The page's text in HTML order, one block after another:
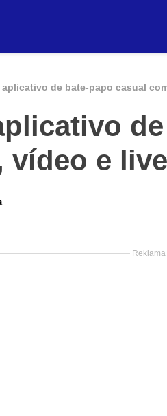
aplicativo de bate-papo casual
vídeo e